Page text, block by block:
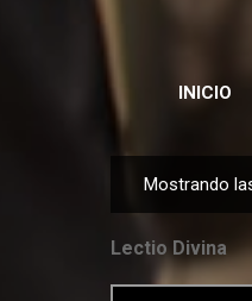
INICIO
t
r
Mostrando
Lectio Divina